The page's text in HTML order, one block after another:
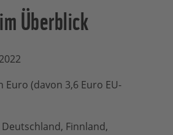
Überblick
Euro (davon 3,6 Euro EU-
Deutschland, Finnland,